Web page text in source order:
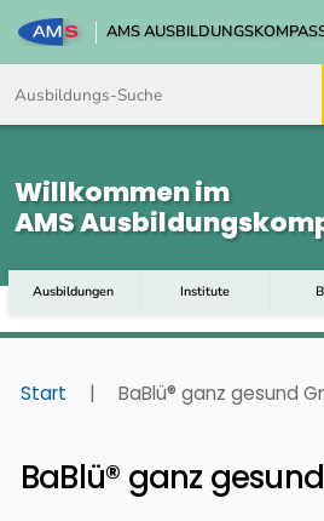
AMS
Willkommen im
AMS
Ausbildungen Institute
Start | BaBlü® ganz gesund
BaBlü® ganz